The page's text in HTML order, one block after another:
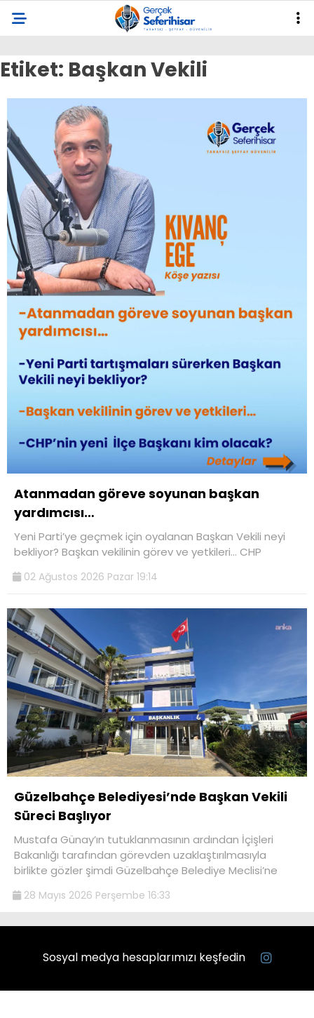
Etiket: Başkan Vekili
Atanmadan göreve soyunan başkan
yardımcısı…
Yeni Parti’ye geçmek için oyalanan Başkan Vekili neyi
bekliyor? Başkan vekilinin görev ve yetkileri… CHP
02 Ağustos 2026 Pazar 19:14
Güzelbahçe Belediyesi’nde Başkan Vekili
Süreci Başlıyor
Mustafa Günay’ın tutuklanmasının ardından İçişleri
Bakanlığı tarafından görevden uzaklaştırılmasıyla
birlikte gözler şimdi Güzelbahçe Belediye Meclisi’ne
28 Mayıs 2026 Perşembe 16:33
Sosyal medya hesaplarımızı keşfedin